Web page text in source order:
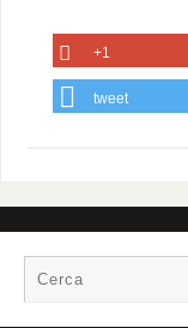
+1
tweet